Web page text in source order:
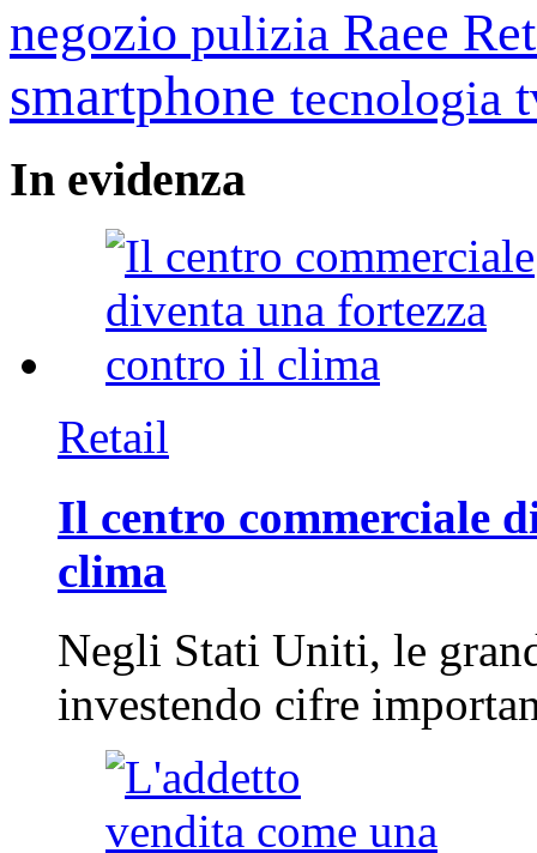
negozio pulizia Raee
smartphone tecnologia
In evidenza
Retail
Il centro commerciale
clima
Negli Stati Uniti, le
investendo cifre